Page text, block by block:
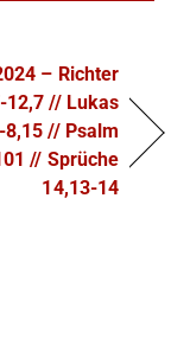
– Richter
12,7 // Lukas
8,15 // Psalm
// Sprüche
14,13-14